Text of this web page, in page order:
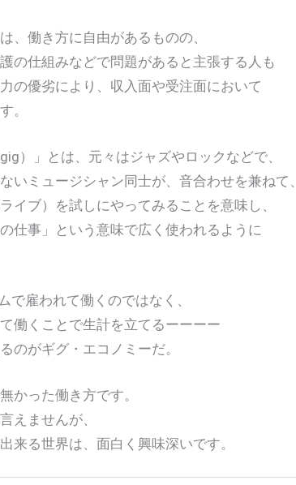
き方に自由があるものの、
仕組みなどで問題があると主張する人も
優劣により、収入面や受注面において
。
」とは、元々はジャズやロックなどで、
ュージシャン同士が、音合わせを兼ねて、
）を試しにやってみることを意味し、
事」という意味で広く使われるように
雇われて働くのではなく、
働くことで生計を立てるーーーー
のがギグ・エコノミーだ。
かった働き方です。
えませんが、
来る世界は、面白く興味深いです。